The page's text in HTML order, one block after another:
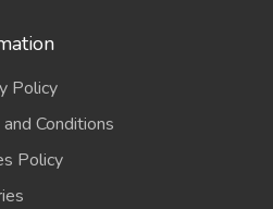
Policy
Conditions
Policy